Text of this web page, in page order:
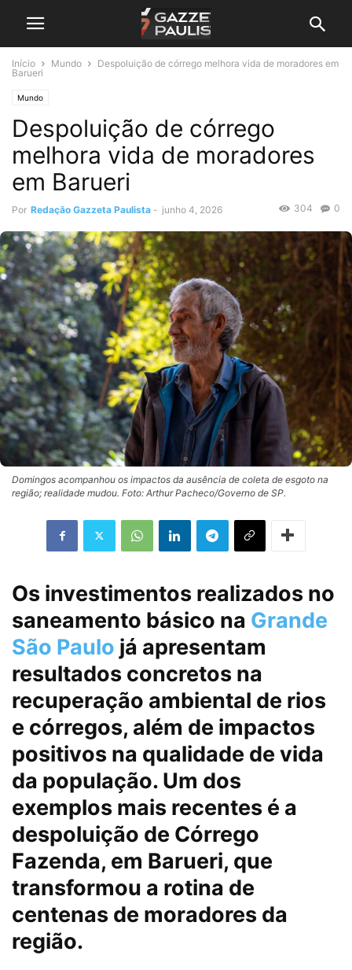
Início Mundo
Despoluição de córrego melhora vida de moradores em
Barueri
Mundo
Despoluição de córrego
melhora vida de moradores
em Barueri
Por Redação Gazzeta Paulista - junho 4, 2026 0
304
Domingos acompanhou os impactos da ausência de coleta de esgoto na
região; realidade mudou. Foto: Arthur Pacheco/Governo de SP.
Os investimentos realizados no
saneamento básico na Grande
São Paulo já apresentam
resultados concretos na
recuperação ambiental de rios
e córregos, além de impactos
positivos na qualidade de vida
da população. Um dos
exemplos mais recentes é a
despoluição de Córrego
Fazenda, em Barueri, que
transformou a rotina de
centenas de moradores da
região.